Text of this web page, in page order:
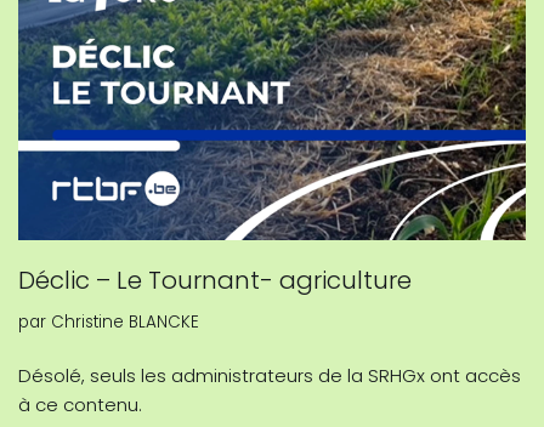
Déclic – Le Tournant- agriculture
par Christine BLANCKE
Désolé, seuls les administrateurs de la SRHGx ont accès
à ce contenu.